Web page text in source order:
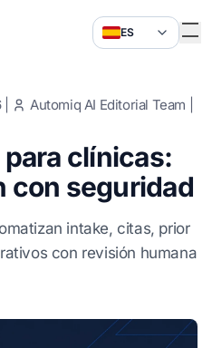
ES
| Automiq AI Editorial Team
clínicas:
con seguridad
intake, citas, prior
con revisión humana